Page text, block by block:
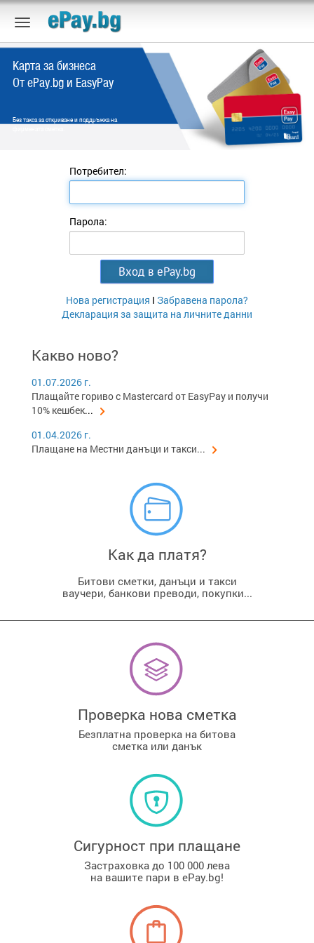
Карта за бизнеса
От ePay.bg и EasyPay
Без такса за откриване и поддръжка на
Потребител:
Парола:
Нова регистрация I Забравена парола?
Декларация за защита на личните данни
Какво ново?
01.07.2026 г.
Плащайте гориво с Mastercard от EasyPay и получи
10% кешбек...
01.04.2026 г.
Плащане на Местни данъци и такси...
Как да платя?
Битови сметки, данъци и такси
ваучери, банкови преводи, покупки...
Проверка нова сметка
Безплатна проверка на битова
сметка или данък
Сигурност при плащане
Застраховка до 100 000 лева
на вашите пари в ePay.bg!